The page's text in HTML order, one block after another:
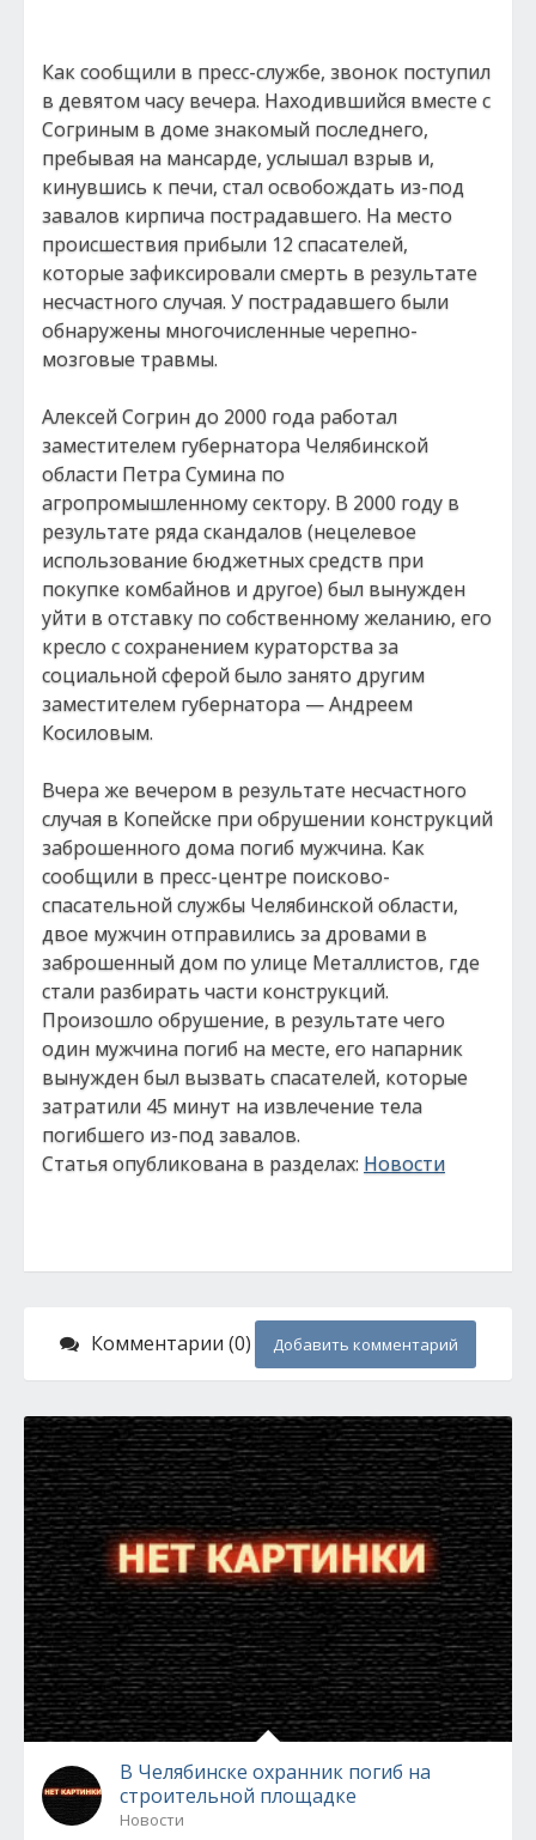
Как сообщили в пресс-службе, звонок поступил
в девятом часу вечера. Находившийся вместе с
Согриным в доме знакомый последнего,
пребывая на мансарде, услышал взрыв и,
кинувшись к печи, стал освобождать из-под
завалов кирпича пострадавшего. На место
происшествия прибыли 12 спасателей,
которые зафиксировали смерть в результате
несчастного случая. У пострадавшего были
обнаружены многочисленные черепно-
мозговые травмы.
Алексей Согрин до 2000 года работал
заместителем губернатора Челябинской
области Петра Сумина по
агропромышленному сектору. В 2000 году в
результате ряда скандалов (нецелевое
использование бюджетных средств при
покупке комбайнов и другое) был вынужден
уйти в отставку по собственному желанию, его
кресло с сохранением кураторства за
социальной сферой было занято другим
заместителем губернатора — Андреем
Косиловым.
Вчера же вечером в результате несчастного
случая в Копейске при обрушении конструкций
заброшенного дома погиб мужчина. Как
сообщили в пресс-центре поисково-
спасательной службы Челябинской области,
двое мужчин отправились за дровами в
заброшенный дом по улице Металлистов, где
стали разбирать части конструкций.
Произошло обрушение, в результате чего
один мужчина погиб на месте, его напарник
вынужден был вызвать спасателей, которые
затратили 45 минут на извлечение тела
погибшего из-под завалов.
Статья опубликована в разделах: Новости
Комментарии (0) Добавить комментарий
В Челябинске охранник погиб на
строительной площадке
Новости